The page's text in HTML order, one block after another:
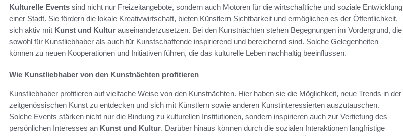
Kulturelle Events sind nicht nur Freizeitangebote, sondern auch Motoren für die wirtschaftliche und soziale Entwicklung
einer Stadt. Sie fördern die lokale Kreativwirtschaft, bieten Künstlern Sichtbarkeit und ermöglichen es der Öffentlichkeit,
sich aktiv mit Kunst und Kultur auseinanderzusetzen. Bei den Kunstnächten stehen Begegnungen im Vordergrund, die
sowohl für Kunstliebhaber als auch für Kunstschaffende inspirierend und bereichernd sind. Solche Gelegenheiten
können zu neuen Kooperationen und Initiativen führen, die das kulturelle Leben nachhaltig beeinflussen.
Wie Kunstliebhaber von den Kunstnächten profitieren
Kunstliebhaber profitieren auf vielfache Weise von den Kunstnächten. Hier haben sie die Möglichkeit, neue Trends in der
zeitgenössischen Kunst zu entdecken und sich mit Künstlern sowie anderen Kunstinteressierten auszutauschen.
Solche Events stärken nicht nur die Bindung zu kulturellen Institutionen, sondern inspirieren auch zur Vertiefung des
persönlichen Interesses an Kunst und Kultur. Darüber hinaus können durch die sozialen Interaktionen langfristige